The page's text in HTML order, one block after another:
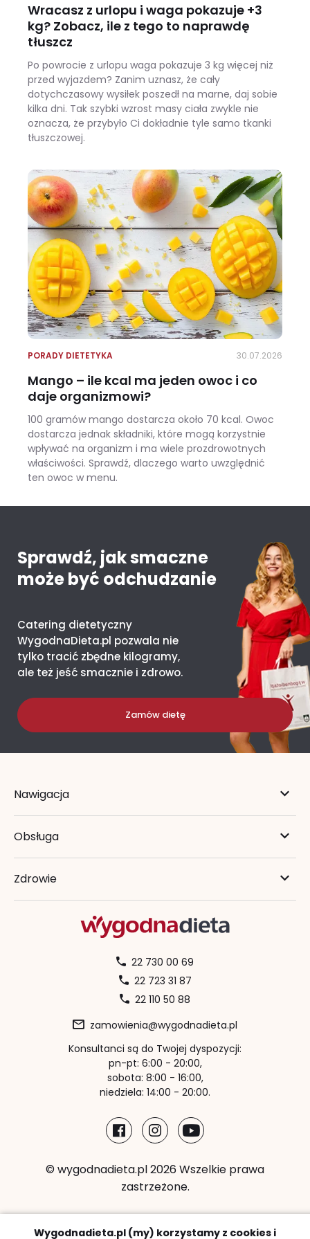
Wracasz z urlopu i waga pokazuje +3
kg? Zobacz, ile z tego to naprawdę
tłuszcz
Po powrocie z urlopu waga pokazuje 3 kg więcej niż
przed wyjazdem? Zanim uznasz, że cały
dotychczasowy wysiłek poszedł na marne, daj sobie
kilka dni. Tak szybki wzrost masy ciała zwykle nie
oznacza, że przybyło Ci dokładnie tyle samo tkanki
tłuszczowej.
PORADY DIETETYKA 30.07.2026
Mango – ile kcal ma jeden owoc i co
daje organizmowi?
100 gramów mango dostarcza około 70 kcal. Owoc
dostarcza jednak składniki, które mogą korzystnie
wpływać na organizm i ma wiele prozdrowotnych
właściwości. Sprawdź, dlaczego warto uwzględnić
ten owoc w menu.
Sprawdź, jak smaczne
może być odchudzanie
Catering dietetyczny
WygodnaDieta.pl pozwala nie
tylko tracić zbędne kilogramy,
ale też jeść smacznie i zdrowo.
Zamów dietę
Nawigacja
Obsługa
Zdrowie
22 730 00 69
22 723 31 87
22 110 50 88
zamowienia@wygodnadieta.pl
Konsultanci są do Twojej dyspozycji:
pn-pt: 6:00 - 20:00,
sobota: 8:00 - 16:00,
niedziela: 14:00 - 20:00.
© wygodnadieta.pl 2026 Wszelkie prawa
zastrzeżone.
Metody płatności:
Wygodnadieta.pl (my) korzystamy z cookies i